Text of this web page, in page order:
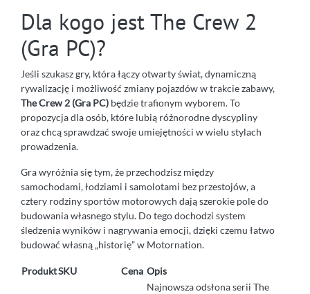
Dla kogo jest The Crew 2
(Gra PC)?
Jeśli szukasz gry, która łączy otwarty świat, dynamiczną
rywalizację i możliwość zmiany pojazdów w trakcie zabawy,
The Crew 2 (Gra PC) będzie trafionym wyborem. To
propozycja dla osób, które lubią różnorodne dyscypliny
oraz chcą sprawdzać swoje umiejętności w wielu stylach
prowadzenia.
Gra wyróżnia się tym, że przechodzisz między
samochodami, łodziami i samolotami bez przestojów, a
cztery rodziny sportów motorowych dają szerokie pole do
budowania własnego stylu. Do tego dochodzi system
śledzenia wyników i nagrywania emocji, dzięki czemu łatwo
budować własną „historię” w Motornation.
ProduktSKU Cena Opis
Najnowsza odsłona serii The